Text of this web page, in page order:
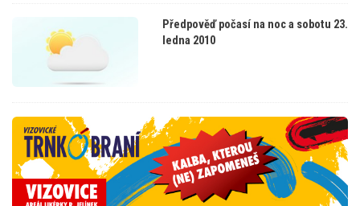
Předpověď počasí na noc a sobotu 23.
ledna 2010